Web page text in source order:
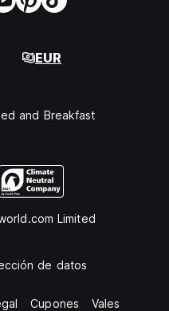
EUR
and Breakfast
Limited
de datos
Cupones Vales